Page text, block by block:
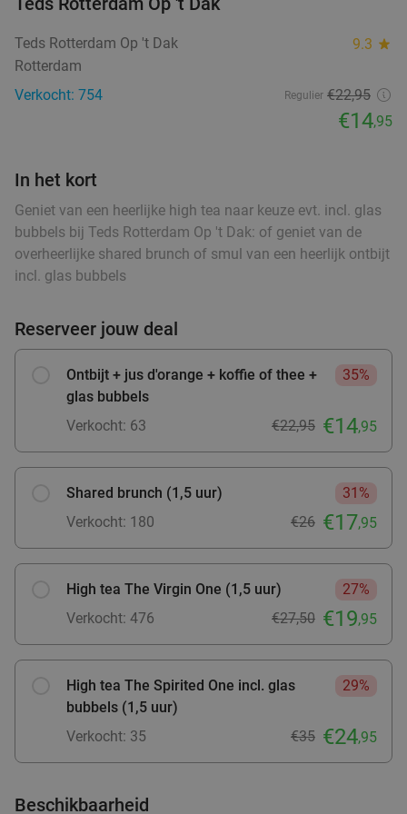
food
Vandaag Morgen
VersNul10
Rotterdam 2 min.directions_car
,60
28%
2- of 3-gangendiner à la carte bij Curry's
Kralingen
Curry's Kralingen
Rotterdam 2 min.directions_car
Verkocht: 102 Regulier €26,25
30%
Rondvaart (75 min) + onbeperkt pannenkoeken
op De Pannenkoekenboot
De Pannenkoekenboot 9.2
Rotterdam 2 min.directions_car
Verkocht: 4.618 €29,50
€20,75
22%
Verkocht: 190
Teds Rotterdam Op 't Dak 9.3 star
Rotterdam
Verkocht: 754
Regulier €22,95
€14,95
In het kort
Geniet van een heerlijke high tea naar keuze evt. incl. glas
bubbels bij Teds Rotterdam Op 't Dak: of geniet van de
overheerlijke shared brunch of smul van een heerlijk ontbijt
incl. glas bubbels
Reserveer jouw deal
Ontbijt + jus d'orange + koffie of thee +
glas bubbels
35%
Verkocht: 63 €22,95 €14,95
Shared brunch (1,5 uur)
31%
Verkocht: 180
€26 €17,95
High tea The Virgin One (1,5 uur)
27%
Verkocht: 476
€27,50 €19,95
High tea The Spirited One incl. glas
bubbels (1,5 uur)
29%
Verkocht: 35 €35 €24,95
Beschikbaarheid